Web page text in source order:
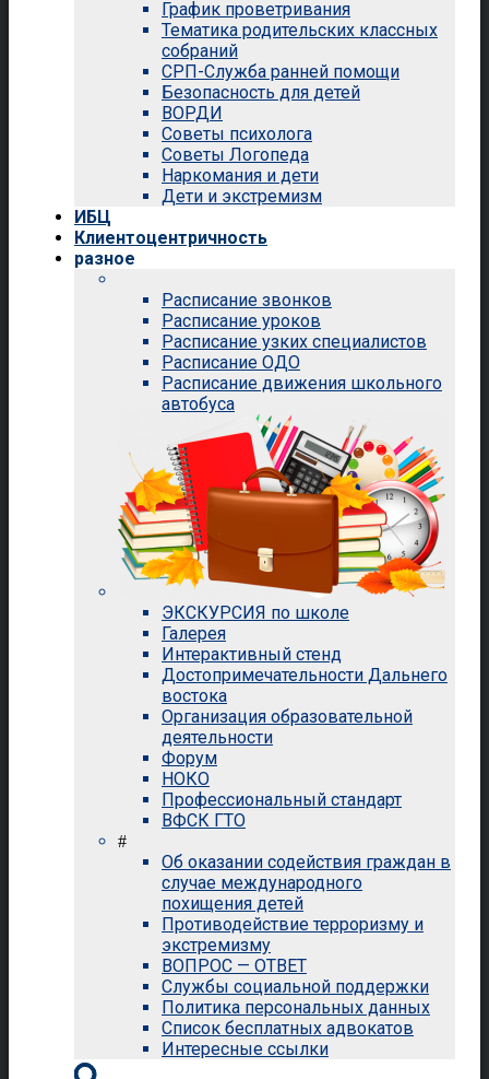
График проветривания
Тематика родительских классных
собраний
СРП-Служба ранней помощи
Безопасность для детей
ВОРДИ
Советы психолога
Советы Логопеда
Наркомания и дети
Дети и экстремизм
ИБЦ
Клиентоцентричность
разное
Расписание звонков
Расписание уроков
Расписание узких специалистов
Расписание ОДО
Расписание движения школьного
автобуса
ЭКСКУРСИЯ по школе
Галерея
Интерактивный стенд
Достопримечательности Дальнего
востока
Организация образовательной
деятельности
Форум
НОКО
Профессиональный стандарт
ВФСК ГТО
#
Об оказании содействия граждан в
случае международного
похищения детей
Противодействие терроризму и
экстремизму
ВОПРОС — ОТВЕТ
Службы социальной поддержки
Политика персональных данных
Список бесплатных адвокатов
Интересные ссылки